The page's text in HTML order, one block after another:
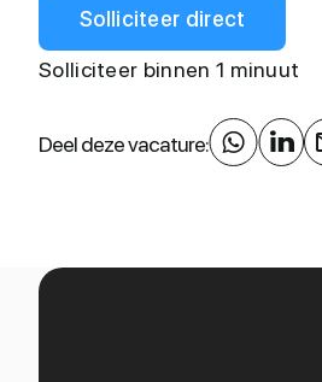
Solliciteer direct
Solliciteer binnen 1 minuut
Deel deze vacature: